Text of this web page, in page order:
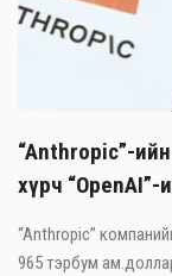
“Anthropic”-
хүрч “OpenAI”-
“Anthropic”
965 тэрбум